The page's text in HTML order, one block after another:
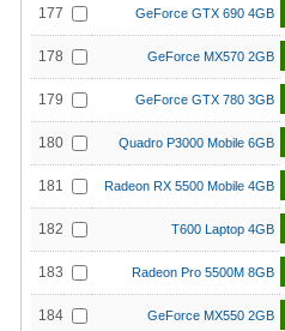
177 GeForce GTX 690 4GB
178 GeForce MX570 2GB
179 GeForce GTX 780 3GB
180 Quadro P3000 Mobile 6GB
181 Radeon RX 5500 Mobile 4GB
182 T600 Laptop 4GB
183 Radeon Pro 5500M 8GB
184 GeForce MX550 2GB